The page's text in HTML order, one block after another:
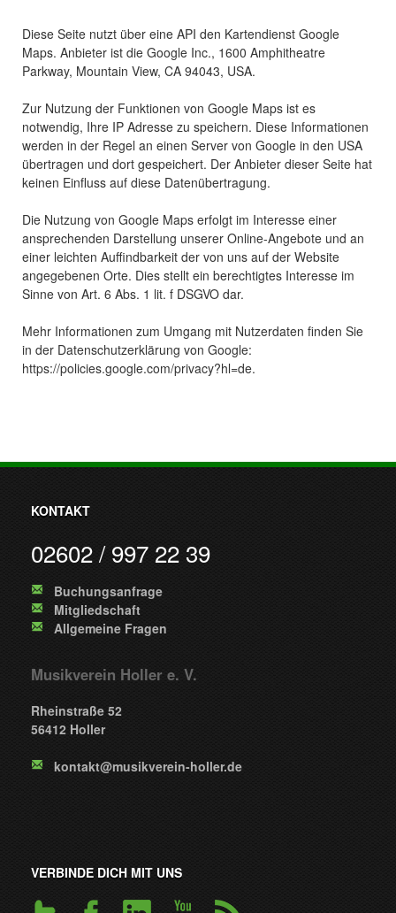
Diese Seite nutzt über eine API den Kartendienst Google
Maps. Anbieter ist die Google Inc., 1600 Amphitheatre
Parkway, Mountain View, CA 94043, USA.
Zur Nutzung der Funktionen von Google Maps ist es
notwendig, Ihre IP Adresse zu speichern. Diese Informationen
werden in der Regel an einen Server von Google in den USA
übertragen und dort gespeichert. Der Anbieter dieser Seite hat
keinen Einfluss auf diese Datenübertragung.
Die Nutzung von Google Maps erfolgt im Interesse einer
ansprechenden Darstellung unserer Online-Angebote und an
einer leichten Auffindbarkeit der von uns auf der Website
angegebenen Orte. Dies stellt ein berechtigtes Interesse im
Sinne von Art. 6 Abs. 1 lit. f DSGVO dar.
Mehr Informationen zum Umgang mit Nutzerdaten finden Sie
in der Datenschutzerklärung von Google:
https://policies.google.com/privacy?hl=de.
KONTAKT
02602 / 997 22 39
Buchungsanfrage
Mitgliedschaft
Allgemeine Fragen
Musikverein Holler e. V.
Rheinstraße 52
56412 Holler
kontakt@musikverein-holler.de
VERBINDE DICH MIT UNS